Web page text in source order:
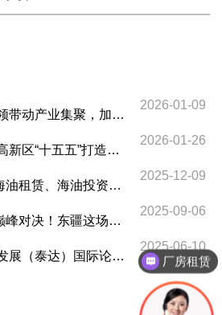
2026-01-09
泰达MSD以龙头引领带动产业集聚，加快盘活存量资产
2026-01-26
7.3%！全市第一！高新区“十五五”打造两个千亿级产业集群
2025-12-09
东疆综合保税区与海油租赁、海油投资、国海公司座谈，深化合作共推海工产业发展
2025-09-06
融资租赁创新案例巅峰对决！东疆这场职业技能大赛“含金量”十足
2025-06-10
2025中国汽车产业发展（泰达）国际论坛议题亮点抢先看 厂房租赁